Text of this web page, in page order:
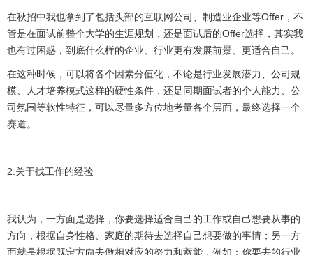
在秋招中我也拿到了包括头部的互联网公司、制造业企业等Offer ，不
管是在面试前整个大学的生涯规划，还是面试后的Offer选择，其实我
也有过困惑，到底什么样的企业、行业更有发展前景、更适合自己。
在这种时候，可以将各个因素分值化，不论是行业发展潜力、公司规
模、人才培养模式这样的硬性条件，还是同期面试者的个人能力、公
司氛围等软性特征，可以尽量多方位地考量各个层面，最终选择一个
赛道。
2.关于找工作的经验
我认为，一方面是选择，你要选择适合自己的工作或自己想要从事的
方向，根据自身性格、家庭的期待去选择自己想要做的事情；另一方
面就是根据既定方向去做相对应的努力和蓄能，例如：你要去的行业